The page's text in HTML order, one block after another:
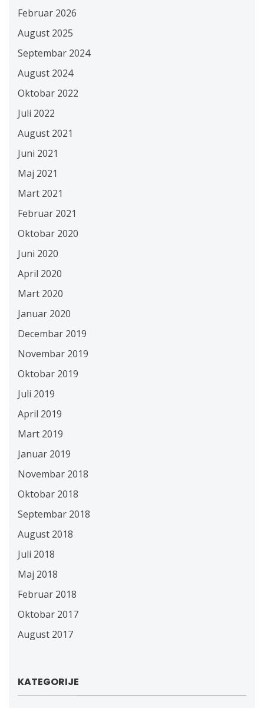
Februar 2026
August 2025
Septembar 2024
August 2024
Oktobar 2022
Juli 2022
August 2021
Juni 2021
Maj 2021
Mart 2021
Februar 2021
Oktobar 2020
Juni 2020
April 2020
Mart 2020
Januar 2020
Decembar 2019
Novembar 2019
Oktobar 2019
Juli 2019
April 2019
Mart 2019
Januar 2019
Novembar 2018
Oktobar 2018
Septembar 2018
August 2018
Juli 2018
Maj 2018
Februar 2018
Oktobar 2017
August 2017
KATEGORIJE